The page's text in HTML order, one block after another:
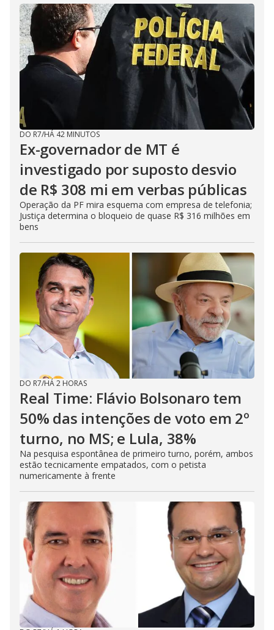
DO R7/HÁ 42 MINUTOS
Ex-governador de MT é
investigado por suposto desvio
de R$ 308 mi em verbas públicas
Operação da PF mira esquema com empresa de telefonia;
Justiça determina o bloqueio de quase R$ 316 milhões em
bens
DO R7/HÁ 2 HORAS
Real Time: Flávio Bolsonaro tem
50% das intenções de voto em 2º
turno, no MS; e Lula, 38%
Na pesquisa espontânea de primeiro turno, porém, ambos
estão tecnicamente empatados, com o petista
numericamente à frente